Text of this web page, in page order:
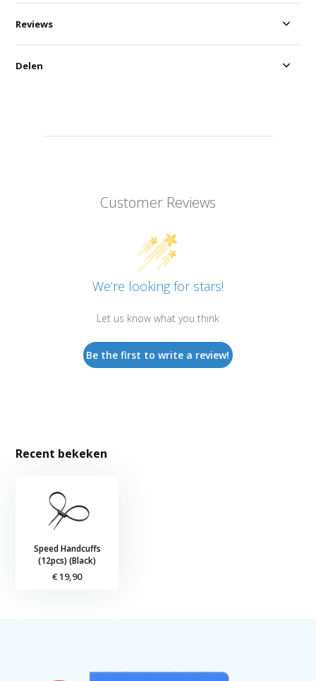
Customer Reviews
We’re looking for stars!
Let us know what you think
Be the first to write a review!
Reviews
Delen
Recent bekeken
Speed Handcuffs
(12pcs) (Black)
€ 19,90